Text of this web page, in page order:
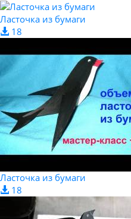
Ласточка из бумаги
18
Ласточка из бумаги
18